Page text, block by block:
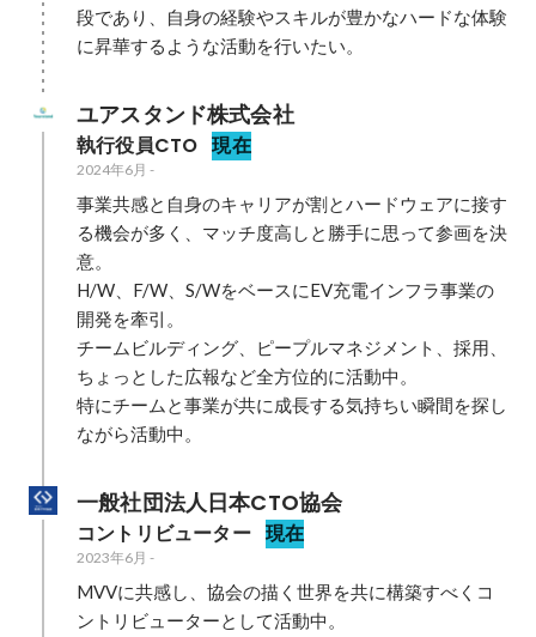
段であり、自身の経験やスキルが豊かなハードな体験
に昇華するような活動を行いたい。
ユアスタンド株式会社
執行役員CTO 現在
2024年6月 -
事業共感と自身のキャリアが割とハードウェアに接す
る機会が多く、マッチ度高しと勝手に思って参画を決
意。
H/W、F/W、S/WをベースにEV充電インフラ事業の
開発を牽引。
チームビルディング、ピープルマネジメント、採用、
ちょっとした広報など全方位的に活動中。
特にチームと事業が共に成長する気持ちい瞬間を探し
ながら活動中。
一般社団法人日本CTO協会
コントリビューター 現在
2023年6月 -
MVVに共感し、協会の描く世界を共に構築すべくコ
ントリビューターとして活動中。